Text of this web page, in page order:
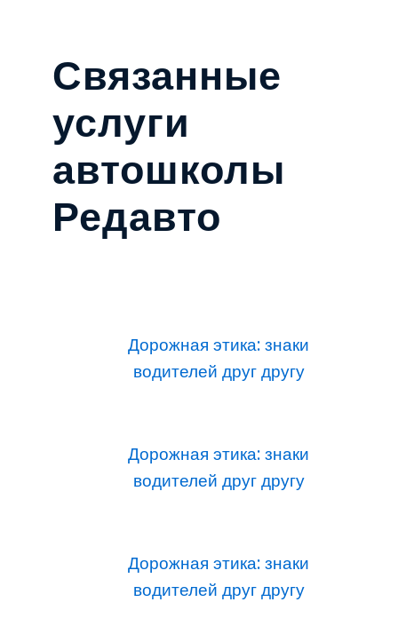
Связанные
услуги
автошколы
Редавто
Дорожная этика: знаки
водителей друг другу
Дорожная этика: знаки
водителей друг другу
Дорожная этика: знаки
водителей друг другу